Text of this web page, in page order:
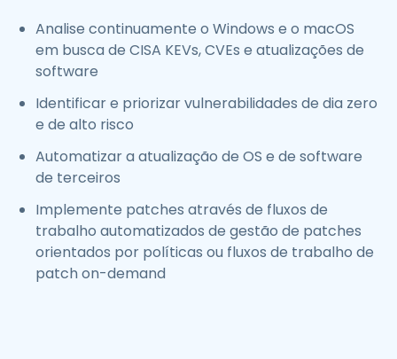
Analise continuamente o Windows e o macOS
em busca de CISA KEVs, CVEs e atualizações de
software
Identificar e priorizar vulnerabilidades de dia zero
e de alto risco
Automatizar a atualização de OS e de software
de terceiros
Implemente patches através de fluxos de
trabalho automatizados de gestão de patches
orientados por políticas ou fluxos de trabalho de
patch on-demand